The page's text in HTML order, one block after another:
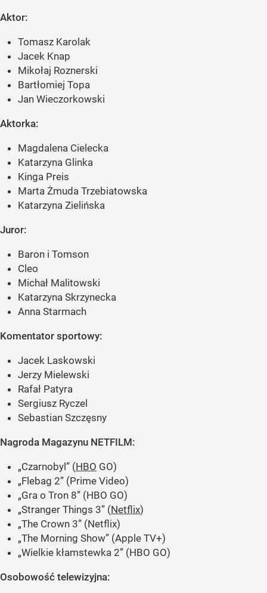
Aktor:
Tomasz Karolak
Jacek Knap
Mikołaj Roznerski
Bartłomiej Topa
Jan Wieczorkowski
Aktorka:
Magdalena Cielecka
Katarzyna Glinka
Kinga Preis
Marta Żmuda Trzebiatowska
Katarzyna Zielińska
Juror:
Baron i Tomson
Cleo
Michał Malitowski
Katarzyna Skrzynecka
Anna Starmach
Komentator sportowy:
Jacek Laskowski
Jerzy Mielewski
Rafał Patyra
Sergiusz Ryczel
Sebastian Szczęsny
Nagroda Magazynu NETFILM:
„Czarnobyl” (HBO GO)
„Flebag 2” (Prime Video)
„Gra o Tron 8” (HBO GO)
„Stranger Things 3” (Netflix)
„The Crown 3” (Netflix)
„The Morning Show” (Apple TV+)
„Wielkie kłamstewka 2” (HBO GO)
Osobowość telewizyjna: